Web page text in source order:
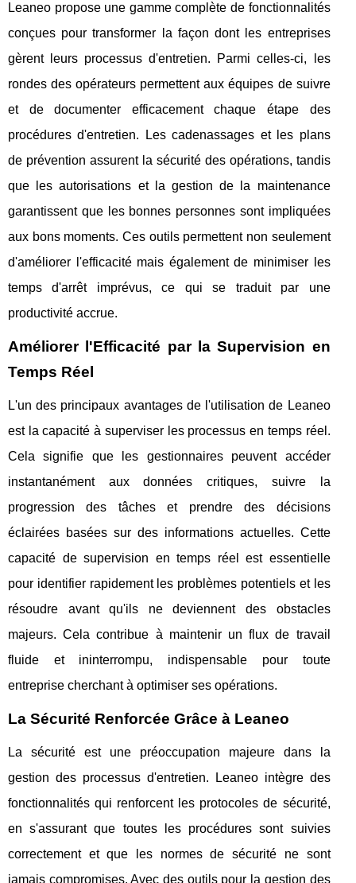
Leaneo propose une gamme complète de fonctionnalités
conçues pour transformer la façon dont les entreprises
gèrent leurs processus d'entretien. Parmi celles-ci, les
rondes des opérateurs permettent aux équipes de suivre
et de documenter efficacement chaque étape des
procédures d'entretien. Les cadenassages et les plans
de prévention assurent la sécurité des opérations, tandis
que les autorisations et la gestion de la maintenance
garantissent que les bonnes personnes sont impliquées
aux bons moments. Ces outils permettent non seulement
d'améliorer l'efficacité mais également de minimiser les
temps d'arrêt imprévus, ce qui se traduit par une
productivité accrue.
Améliorer l'Efficacité par la Supervision en
Temps Réel
L'un des principaux avantages de l'utilisation de Leaneo
est la capacité à superviser les processus en temps réel.
Cela signifie que les gestionnaires peuvent accéder
instantanément aux données critiques, suivre la
progression des tâches et prendre des décisions
éclairées basées sur des informations actuelles. Cette
capacité de supervision en temps réel est essentielle
pour identifier rapidement les problèmes potentiels et les
résoudre avant qu'ils ne deviennent des obstacles
majeurs. Cela contribue à maintenir un flux de travail
fluide et ininterrompu, indispensable pour toute
entreprise cherchant à optimiser ses opérations.
La Sécurité Renforcée Grâce à Leaneo
La sécurité est une préoccupation majeure dans la
gestion des processus d'entretien. Leaneo intègre des
fonctionnalités qui renforcent les protocoles de sécurité,
en s'assurant que toutes les procédures sont suivies
correctement et que les normes de sécurité ne sont
jamais compromises. Avec des outils pour la gestion des